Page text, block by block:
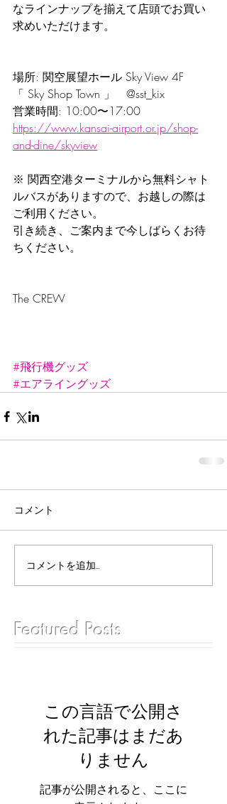
なラインナップを揃えて店頭でお買い
求めいただけます。
場所: 関空展望ホール Sky View 4F
「 Sky Shop Town 」　@sst_kix
営業時間: 10:00〜17:00
https://www.kansai-airport.or.jp/shop-
and-dine/skyview
※ 関西空港ターミナルから無料シャト
ルバスがありますので、お越しの際は
ご利用ください。
引き続き、ご案内まで今しばらくお待
ちください。
The CREW
#飛行機グッズ
#エアライングッズ
コメント
コメントを追加…
Featured Posts
この言語で公開さ
れた記事はまだあ
りません
記事が公開されると、ここに